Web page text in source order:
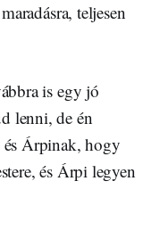
teljesen
is egy jó
lenni, de én
és Árpinak, hogy
és Árpi legyen